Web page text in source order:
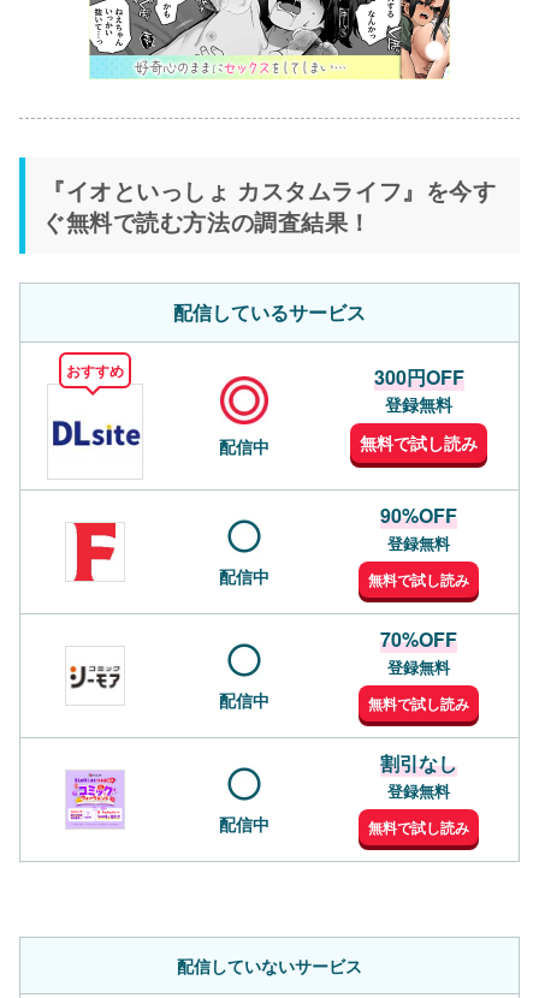
『イオといっしょ カスタムライフ』を今す
ぐ無料で読む方法の調査結果！
配信しているサービス
おすすめ
配信中
300円OFF
登録無料
無料で試し読み
配信中
90%OFF
登録無料
無料で試し読み
配信中
70%OFF
登録無料
無料で試し読み
配信中
割引なし
登録無料
無料で試し読み
配信していないサービス